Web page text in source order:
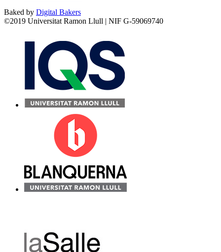
Baked by Digital Bakers
©2019 Universitat Ramon Llull | NIF G-59069740